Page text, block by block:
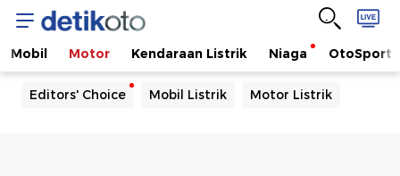
Mobil Motor Kendaraan Listrik Niaga OtoSport
Editors' Choice Mobil Listrik Motor Listrik